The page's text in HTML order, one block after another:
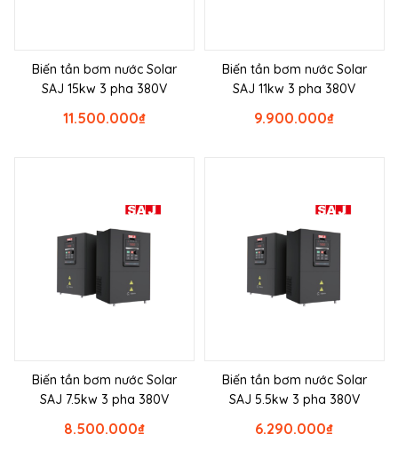
Biến tần bơm nước Solar
SAJ 15kw 3 pha 380V
₫
11.500.000
Biến tần bơm nước Solar
SAJ 11kw 3 pha 380V
₫
9.900.000
Biến tần bơm nước Solar
SAJ 7.5kw 3 pha 380V
₫
8.500.000
Biến tần bơm nước Solar
SAJ 5.5kw 3 pha 380V
₫
6.290.000